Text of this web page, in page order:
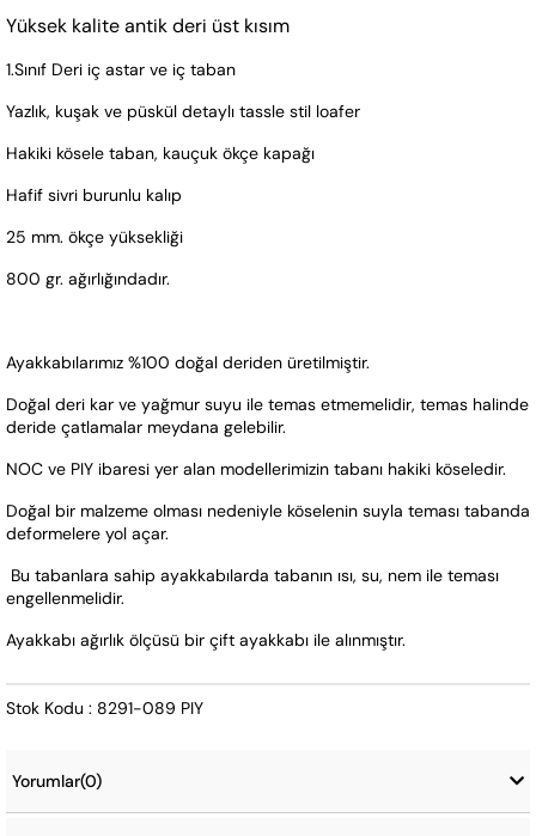
Yüksek kalite antik deri üst kısım
1.Sınıf Deri iç astar ve iç taban
Yazlık, kuşak ve püskül detaylı tassle stil loafer
Hakiki kösele taban, kauçuk ökçe kapağı
Hafif sivri burunlu kalıp
25 mm. ökçe yüksekliği
800 gr. ağırlığındadır.
Ayakkabılarımız %100 doğal deriden üretilmiştir.
Doğal deri kar ve yağmur suyu ile temas etmemelidir, temas halinde
deride çatlamalar meydana gelebilir.
NOC ve PIY ibaresi yer alan modellerimizin tabanı hakiki köseledir.
Doğal bir malzeme olması nedeniyle köselenin suyla teması tabanda
deformelere yol açar.
Bu tabanlara sahip ayakkabılarda tabanın ısı, su, nem ile teması
engellenmelidir.
Ayakkabı ağırlık ölçüsü bir çift ayakkabı ile alınmıştır.
Stok Kodu : 8291-089 PIY
Yorumlar(0)